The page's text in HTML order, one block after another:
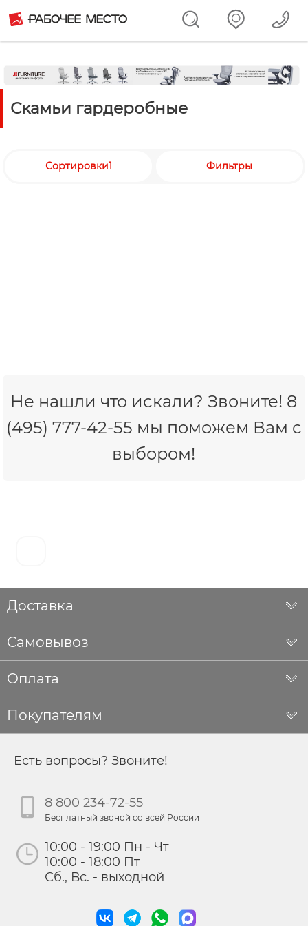
Скамьи гардеробные
Сортировки1 Фильтры
Не нашли что искали? Звоните! 8
(495) 777-42-55 мы поможем Вам с
выбором!
Доставка
Самовывоз
Оплата
Покупателям
Есть вопросы? Звоните!
8 800 234-72-55
Бесплатный звоной со всей России
10:00 - 19:00 Пн - Чт
10:00 - 18:00 Пт
Сб., Вс. - выходной